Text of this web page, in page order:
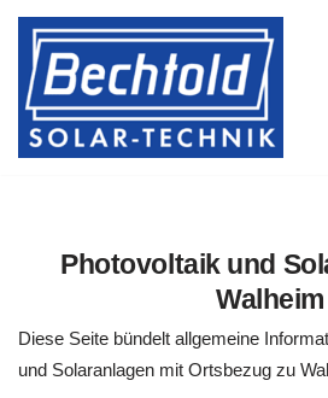
Zum
Inhalt
springen
Photovoltaik und
Walheim
Diese Seite bündelt allgemeine
und Solaranlagen mit Ortsbezug zu